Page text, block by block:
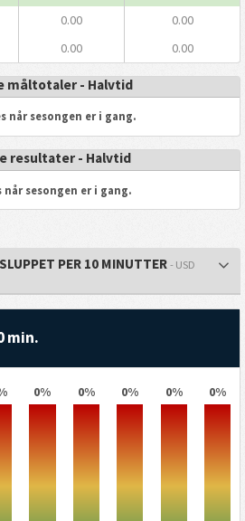
0.00 0.00
0.00 0.00
måltotaler - Halvtid
når sesongen er i gang.
resultater - Halvtid
sesongen er i gang.
PER 10 MINUTTER - USD
min.
0% 0% 0% 0% 0%